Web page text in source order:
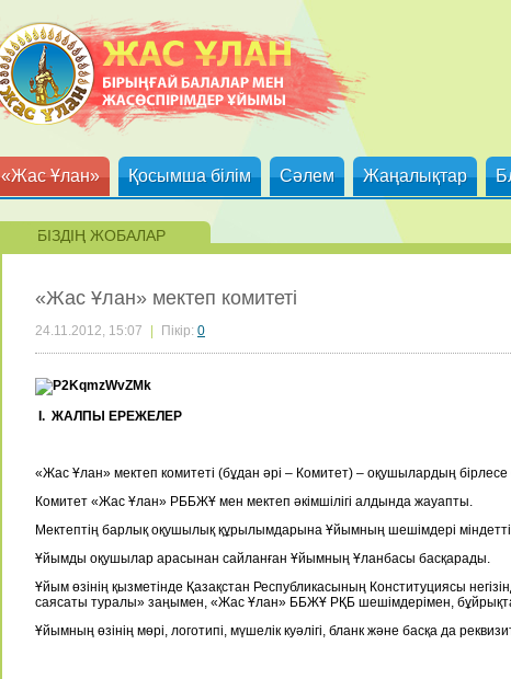
«Жас Ұлан» Қосымша білім Сәлем Жаңалықтар
БІЗДІҢ ЖОБАЛАР
«Жас Ұлан» мектеп комитеті
24.11.2012, 15:07 Пікір: 0
I. ЖАЛПЫ ЕРЕЖЕЛЕР
«Жас Ұлан» мектеп комитеті (бұдан әрі – Комитет) – оқушылардың бірлесе
Комитет «Жас Ұлан» РББЖҰ мен мектеп әкімшілігі алдында жауапты.
Мектептің барлық оқушылық құрылымдарына Ұйымның шешімдері
Ұйымды оқушылар арасынан сайланған Ұйымның Ұланбасы басқарады.
Ұйым өзінің қызметінде Қазақстан Республикасының Конституциясы
саясаты туралы» заңымен, «Жас Ұлан» ББЖҰ РҚБ шешімдерімен,
Ұйымның өзінің мөрі, логотипі, мүшелік куәлігі, бланк және басқа да